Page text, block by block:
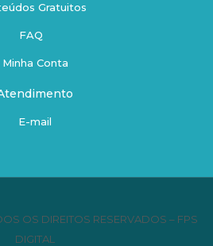
Gratuitos
FAQ
Minha Conta
E-mail
OS DIREITOS RESERVADOS – FPS
DIGITAL